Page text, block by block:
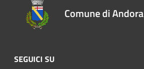
Comune di Andora
SEGUICI SU